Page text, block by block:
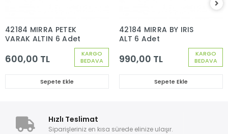
KARGO
BEDAVA
42184 MIRRA PETEK
VARAK ALTIN 6 Adet
600,00 TL
Sepete Ekle
KARGO
BEDAVA
42184 MIRRA BY IRIS
ALT 6 Adet
990,00 TL
Sepete Ekle
Hızlı Teslimat
Siparişleriniz en kısa sürede elinize ulaşır.